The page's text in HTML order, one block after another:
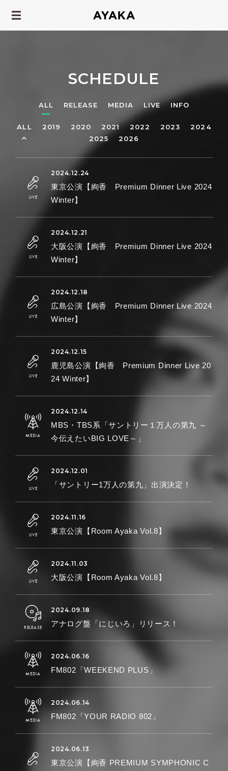
SCHEDULE
ALL RELEASE MEDIA LIVE INFO
ALL 2019 2020 2021 2022 2023
2024
2025
2026
東京公演【絢香 Premium Dinner Live 2024
Winter】
大阪公演【絢香 Premium Dinner Live 2024
Winter】
広島公演【絢香 Premium Dinner Live 2024
Winter】
鹿児島公演【絢香 Premium Dinner Live 20
24 Winter】
MBS・TBS系「サントリー１万人の第九 ～
今伝えたいBIG LOVE～」
「サントリー1万人の第九」出演決定！
東京公演【Room Ayaka Vol.8】
大阪公演【Room Ayaka Vol.8】
アナログ盤「にじいろ」リリース！
FM802「WEEKEND PLUS」
FM802「YOUR RADIO 802」
東京公演【絢香 PREMIUM SYMPHONIC C